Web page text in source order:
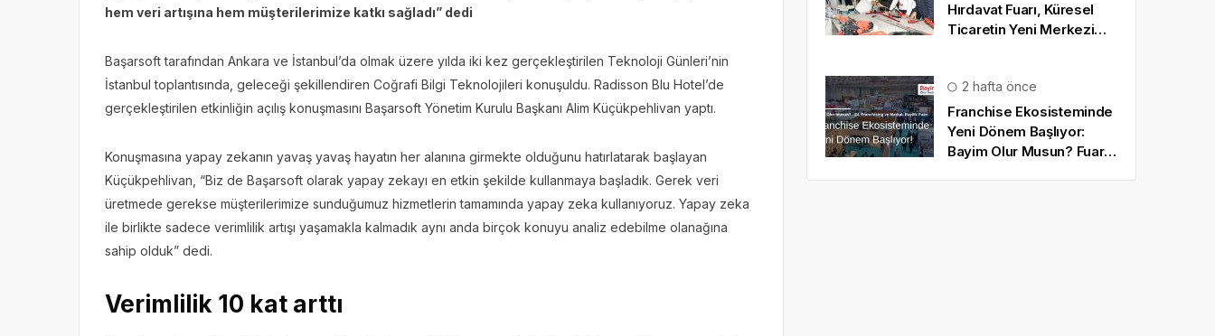
hem veri artışına hem müşterilerimize katkı sağladı” dedi
Başarsoft tarafından Ankara ve İstanbul’da olmak üzere yılda iki kez gerçekleştirilen Teknoloji Günleri’nin
İstanbul toplantısında, geleceği şekillendiren Coğrafi Bilgi Teknolojileri konuşuldu. Radisson Blu Hotel’de
gerçekleştirilen etkinliğin açılış konuşmasını Başarsoft Yönetim Kurulu Başkanı Alim Küçükpehlivan yaptı.
Konuşmasına yapay zekanın yavaş yavaş hayatın her alanına girmekte olduğunu hatırlatarak başlayan
Küçükpehlivan, “Biz de Başarsoft olarak yapay zekayı en etkin şekilde kullanmaya başladık. Gerek veri
üretmede gerekse müşterilerimize sunduğumuz hizmetlerin tamamında yapay zeka kullanıyoruz. Yapay zeka
ile birlikte sadece verimlilik artışı yaşamakla kalmadık aynı anda birçok konuyu analiz edebilme olanağına
sahip olduk” dedi.
Verimlilik 10 kat arttı
Hırdavat Fuarı, Küresel
Ticaretin Yeni Merkezi
2 hafta önce
Franchise Ekosisteminde
Yeni Dönem Başlıyor:
Bayim Olur Musun? Fuarı